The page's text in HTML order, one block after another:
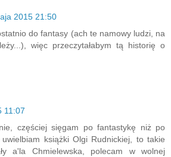
2015 21:50
do fantasy (ach te namowy ludzi, na
więc przeczytałabym tą historię o
11:07
częściej sięgam po fantastykę niż po
uwielbiam książki Olgi Rudnickiej, to takie
a'la Chmielewska, polecam w wolnej